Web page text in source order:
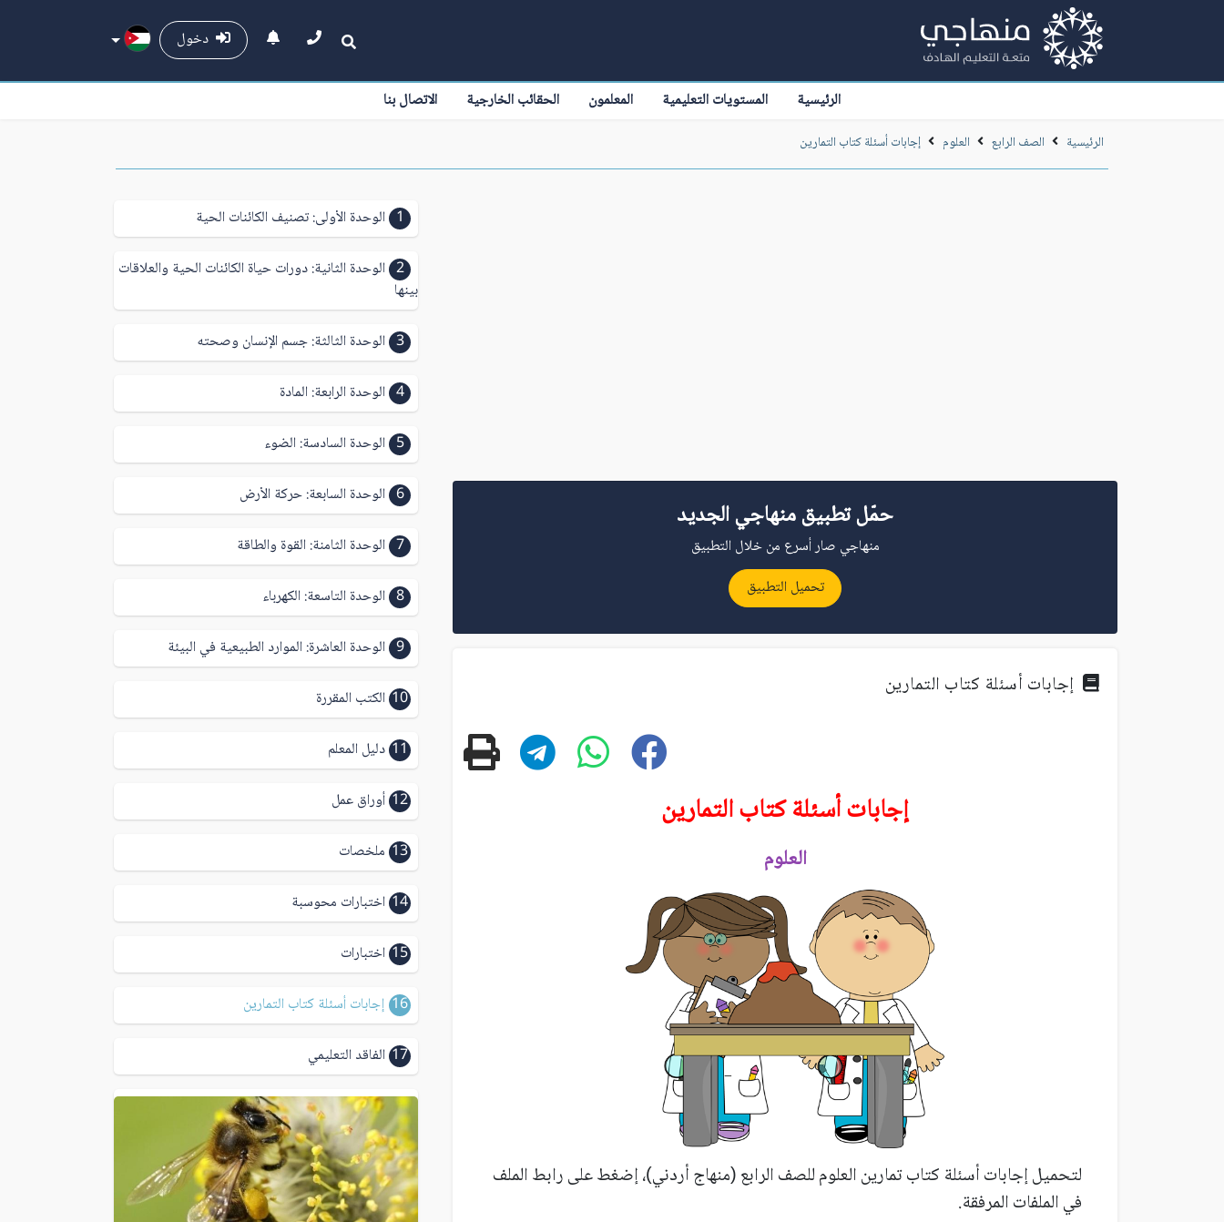
دخول
الرئيسية المستويات التعليمية المعلمون الحقائب الخارجية الاتصال بنا
الرئيسية الصف الرابع العلوم إجابات أسئلة كتاب التمارين
حمّل تطبيق منهاجي الجديد
منهاجي صار أسرع من خلال التطبيق
تحميل التطبيق
إجابات أسئلة كتاب التمارين
إجابات أسئلة كتاب التمارين
العلوم
لتحميل إجابات أسئلة كتاب تمارين العلوم للصف الرابع (منهاج أردني)، إضغط على رابط الملف
في الملفات المرفقة.
1 الوحدة الأولى: تصنيف الكائنات الحية
2 الوحدة الثانية: دورات حياة الكائنات الحية والعلاقات
بينها
3 الوحدة الثالثة: جسم الإنسان وصحته
4 الوحدة الرابعة: المادة
5 الوحدة السادسة: الضوء
6 الوحدة السابعة: حركة الأرض
7 الوحدة الثامنة: القوة والطاقة
8 الوحدة التاسعة: الكهرباء
9 الوحدة العاشرة: الموارد الطبيعية في البيئة
10 الكتب المقررة
11 دليل المعلم
12 أوراق عمل
13 ملخصات
14 اختبارات محوسبة
15 اختبارات
16 إجابات أسئلة كتاب التمارين
17 الفاقد التعليمي